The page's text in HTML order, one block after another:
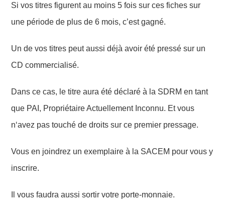
Si vos titres figurentau moins5 fois sur ces fiches sur
une période de plus de 6 mois, c’est gagné.
Un de vos titres peut aussi déjà avoir été pressé sur un
CD commercialisé.
Dans ce cas, le titre aura été déclaré à la SDRM en tant
que PAI, Propriétaire Actuellement Inconnu. Etvous
n‘avez pas touché de droits sur ce premier pressage.
Vousen joindrez un exemplaire à la SACEM pour vous y
inscrire.
Ilvous faudra aussi sortir votre porte-monnaie.